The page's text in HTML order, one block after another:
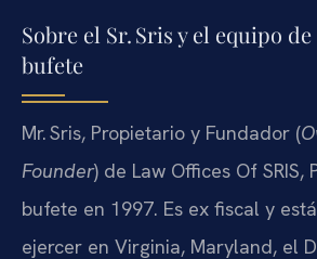
Sobre el Sr. Sris y el equipo
bufete
Mr. Sris, Propietario y Fundador (
Founder) de Law Offices Of SRIS,
bufete en 1997. Es ex fiscal y
ejercer en Virginia, Maryland, el